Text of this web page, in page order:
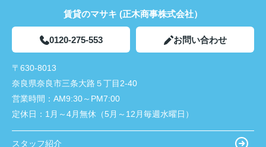
賃貸のマサキ (正木商事株式会社）
0120-275-553 お問い合わせ
〒630-8013
奈良県奈良市三条大路５丁目2-40
営業時間： AM9:30～PM7:00
定休日： 1月～4月無休（5月～12月毎週水曜日）
スタッフ紹介